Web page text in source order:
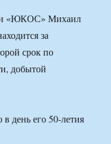
«ЮКОС» Михаил
за
срок по
добытой
день его 50-летия